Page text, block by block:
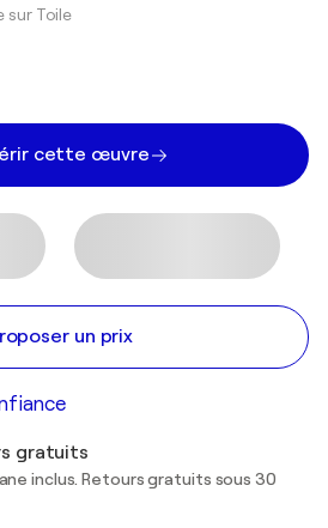
sur Toile
cette œuvre
un prix
gratuits
inclus. Retours gratuits sous 30